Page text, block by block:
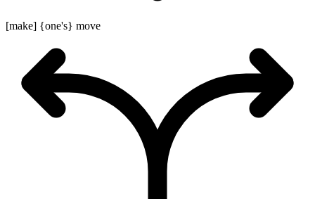
[make] {one's} move